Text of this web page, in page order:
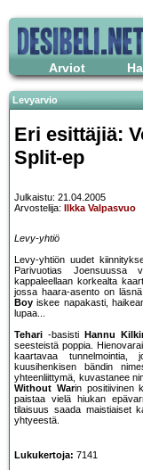
Arviot
Levyarvio
Eri esittäjiä:
Split-ep
Julkaistu: 21.04.2005
Arvostelija:
Ilkka Valpasvuo
Levy-yhtiö
Levy-yhtiön uudet
Parivuotias
kappaleellaan korkealta
jossa haara-asento on
Boy iskee napakasti,
lupaa...
Tehari -basisti Hannu
seesteistä poppia.
kaartavaa
kuusihenkisen bändin
yhteenliittymä, kuvastanee
Without Warin positiivinen
paistaa vielä hiukan
tilaisuus saada maistiaiset
yhtyeestä.
Lukukertoja: 7141